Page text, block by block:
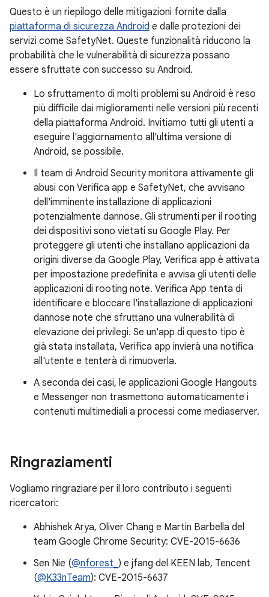
Questo è un riepilogo delle mitigazioni fornite dalla
piattaforma di sicurezza Android e dalle protezioni dei
servizi come SafetyNet. Queste funzionalità riducono la
probabilità che le vulnerabilità di sicurezza possano
essere sfruttate con successo su Android.
Lo sfruttamento di molti problemi su Android è reso
più difficile dai miglioramenti nelle versioni più recenti
della piattaforma Android. Invitiamo tutti gli utenti a
eseguire l'aggiornamento all'ultima versione di
Android, se possibile.
Il team di Android Security monitora attivamente gli
abusi con Verifica app e SafetyNet, che avvisano
dell'imminente installazione di applicazioni
potenzialmente dannose. Gli strumenti per il rooting
dei dispositivi sono vietati su Google Play. Per
proteggere gli utenti che installano applicazioni da
origini diverse da Google Play, Verifica app è attivata
per impostazione predefinita e avvisa gli utenti delle
applicazioni di rooting note. Verifica App tenta di
identificare e bloccare l'installazione di applicazioni
dannose note che sfruttano una vulnerabilità di
elevazione dei privilegi. Se un'app di questo tipo è
già stata installata, Verifica app invierà una notifica
all'utente e tenterà di rimuoverla.
A seconda dei casi, le applicazioni Google Hangouts
e Messenger non trasmettono automaticamente i
contenuti multimediali a processi come mediaserver.
Ringraziamenti
Vogliamo ringraziare per il loro contributo i seguenti
ricercatori:
Abhishek Arya, Oliver Chang e Martin Barbella del
team Google Chrome Security: CVE-2015-6636
Sen Nie (@nforest_ ) e jfang del KEEN lab, Tencent
(@K33nTeam): CVE-2015-6637